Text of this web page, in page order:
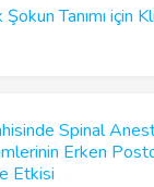
Tanımı için
Spinal
Erken
Etkisi